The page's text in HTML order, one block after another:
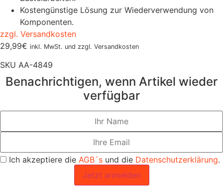
Kostengünstige Lösung zur Wiederverwendung von
Komponenten.
zzgl. Versandkosten
29,99€ inkl. MwSt. und zzgl. Versandkosten
SKU AA-4849
Benachrichtigen, wenn Artikel wieder
verfügbar
Ich akzeptiere die AGB´s und die Datenschutzerklärung.
Jetzt anmelden